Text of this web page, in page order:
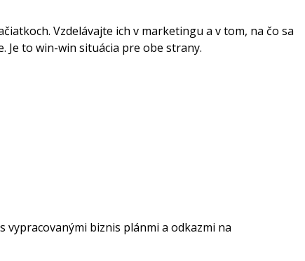
Vzdelávajte ich v marketingu a v tom, na čo sa
Je to win-win situácia pre obe strany.
biznis plánmi a odkazmi na